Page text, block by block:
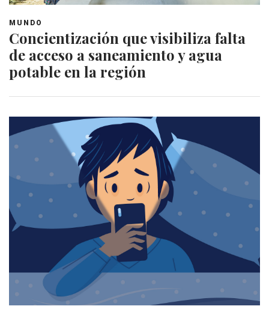
MUNDO
Concientización que visibiliza falta
de acceso a saneamiento y agua
potable en la región